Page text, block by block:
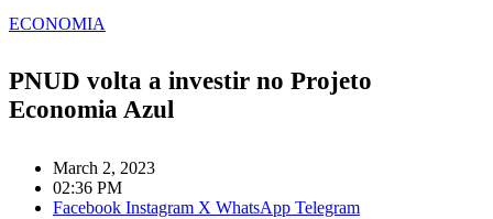
ECONOMIA
PNUD volta a investir no Projeto
Economia Azul
March 2, 2023
02:36 PM
Facebook Instagram X WhatsApp Telegram